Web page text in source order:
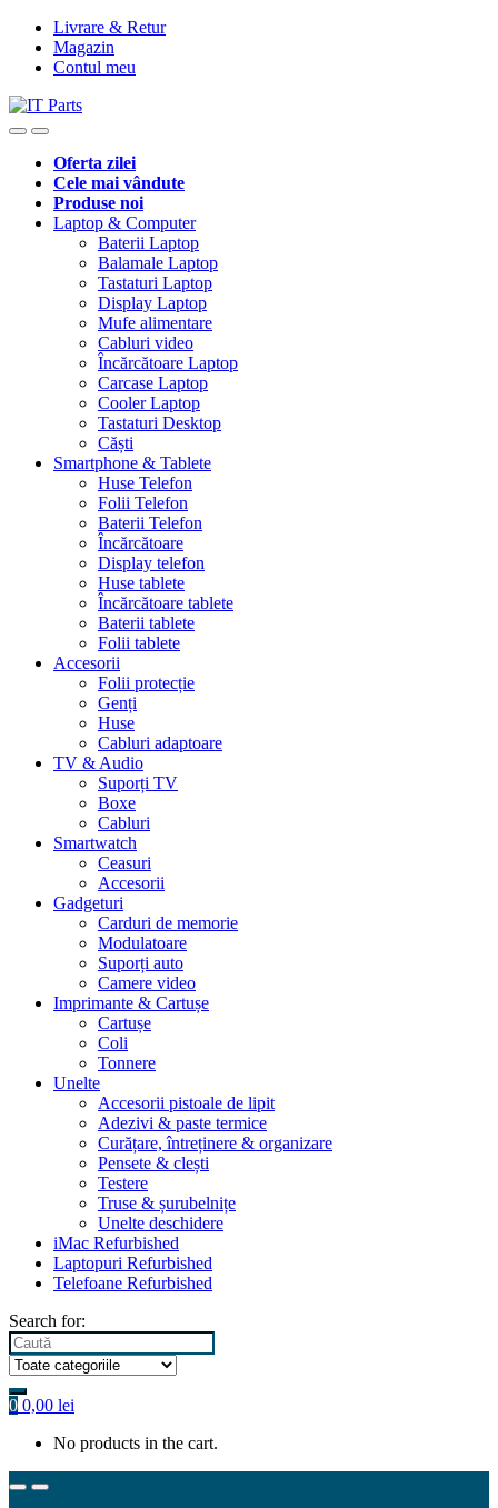
Livrare & Retur
Magazin
Contul meu
Oferta zilei
Cele mai vândute
Produse noi
Laptop & Computer
Baterii Laptop
Balamale Laptop
Tastaturi Laptop
Display Laptop
Mufe alimentare
Cabluri video
Încărcătoare Laptop
Carcase Laptop
Cooler Laptop
Tastaturi Desktop
Căști
Smartphone & Tablete
Huse Telefon
Folii Telefon
Baterii Telefon
Încărcătoare
Display telefon
Huse tablete
Încărcătoare tablete
Baterii tablete
Folii tablete
Accesorii
Folii protecție
Genți
Huse
Cabluri adaptoare
TV & Audio
Suporți TV
Boxe
Cabluri
Smartwatch
Ceasuri
Accesorii
Gadgeturi
Carduri de memorie
Modulatoare
Suporți auto
Camere video
Imprimante & Cartușe
Cartușe
Coli
Tonnere
Unelte
Accesorii pistoale de lipit
Adezivi & paste termice
Curățare, întreținere & organizare
Pensete & clești
Testere
Truse & șurubelnițe
Unelte deschidere
iMac Refurbished
Laptopuri Refurbished
Telefoane Refurbished
Search for:
0 0,00 lei
No products in the cart.